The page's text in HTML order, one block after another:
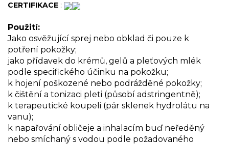
CERTIFIKACE :
Použití:
Jako osvěžující sprej nebo obklad či pouze k
potření pokožky;
jako přídavek do krémů, gelů a pleťových mlék
podle specifického účinku na pokožku;
k hojení poškozené nebo podrážděné pokožky;
k čištění a tonizaci pleti (působí adstringentně);
k terapeutické koupeli (pár sklenek hydrolátu na
vanu);
k napařování obličeje a inhalacím buď neředěný
nebo smíchaný s vodou podle požadovaného